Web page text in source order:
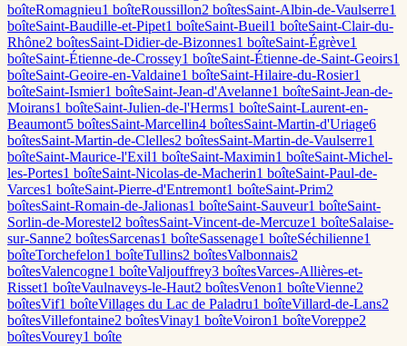
boîteRomagnieu1 boîteRoussillon2 boîtesSaint-Albin-de-Vaulserre1
boîteSaint-Baudille-et-Pipet1 boîteSaint-Bueil1 boîteSaint-Clair-du-
Rhône2 boîtesSaint-Didier-de-Bizonnes1 boîteSaint-Égrève1
boîteSaint-Étienne-de-Crossey1 boîteSaint-Étienne-de-Saint-Geoirs1
boîteSaint-Geoire-en-Valdaine1 boîteSaint-Hilaire-du-Rosier1
boîteSaint-Ismier1 boîteSaint-Jean-d'Avelanne1 boîteSaint-Jean-de-
Moirans1 boîteSaint-Julien-de-l'Herms1 boîteSaint-Laurent-en-
Beaumont5 boîtesSaint-Marcellin4 boîtesSaint-Martin-d'Uriage6
boîtesSaint-Martin-de-Clelles2 boîtesSaint-Martin-de-Vaulserre1
boîteSaint-Maurice-l'Exil1 boîteSaint-Maximin1 boîteSaint-Michel-
les-Portes1 boîteSaint-Nicolas-de-Macherin1 boîteSaint-Paul-de-
Varces1 boîteSaint-Pierre-d'Entremont1 boîteSaint-Prim2
boîtesSaint-Romain-de-Jalionas1 boîteSaint-Sauveur1 boîteSaint-
Sorlin-de-Morestel2 boîtesSaint-Vincent-de-Mercuze1 boîteSalaise-
sur-Sanne2 boîtesSarcenas1 boîteSassenage1 boîteSéchilienne1
boîteTorchefelon1 boîteTullins2 boîtesValbonnais2
boîtesValencogne1 boîteValjouffrey3 boîtesVarces-Allières-et-
Risset1 boîteVaulnaveys-le-Haut2 boîtesVenon1 boîteVienne2
boîtesVif1 boîteVillages du Lac de Paladru1 boîteVillard-de-Lans2
boîtesVillefontaine2 boîtesVinay1 boîteVoiron1 boîteVoreppe2
boîtesVourey1 boîte